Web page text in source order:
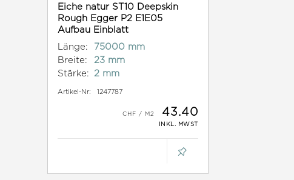
Eiche natur ST10 Deepskin
Rough Egger P2 E1E05
Aufbau Einblatt
Länge:
75000 mm
Breite:
23 mm
Stärke:
2 mm
Artikel-Nr: 1247787
43.40
INKL. MWST